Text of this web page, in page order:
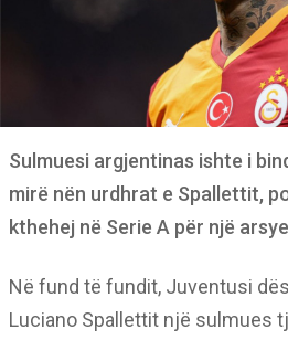
Sulmuesi argjentinas ishte i
mirë nën urdhrat e Spallettit,
kthehej në Serie A për një
Në fund të fundit, Juventusi
Luciano Spallettit një sulmues